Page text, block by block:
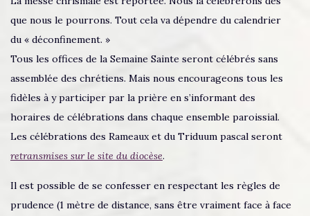
que nous le pourrons. Tout cela va dépendre du calendrier
du « déconfinement. »
Tous les offices de la Semaine Sainte seront célébrés sans
assemblée des chrétiens. Mais nous encourageons tous les
fidèles à y participer par la prière en s’informant des
horaires de célébrations dans chaque ensemble paroissial.
Les célébrations des Rameaux et du Triduum pascal seront
retransmises sur le site du diocèse.
Il est possible de se confesser en respectant les règles de
prudence (1 mètre de distance, sans être vraiment face à face